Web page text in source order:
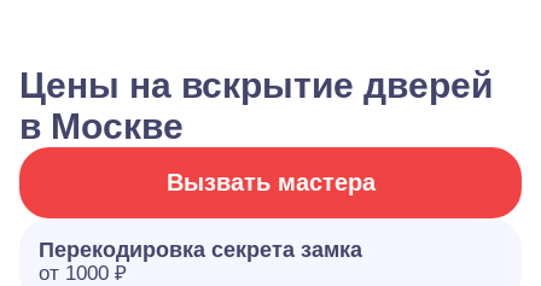
Цены на вскрытие дверей
в Москве
Вызвать мастера
Перекодировка секрета замка
от 1000 ₽